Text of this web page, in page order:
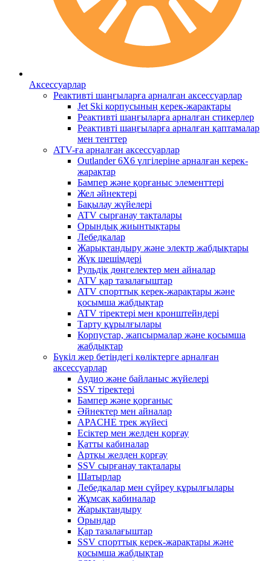
Аксессуарлар
Реактивті шаңғыларға арналған аксессуарлар
Jet Ski корпусының керек-жарақтары
Реактивті шаңғыларға арналған стикерлер
Реактивті шаңғыларға арналған қаптамалар
мен тенттер
ATV-ға арналған аксессуарлар
Outlander 6X6 үлгілеріне арналған керек-
жарақтар
Бампер және қорғаныс элементтері
Жел әйнектері
Бақылау жүйелері
ATV сырғанау тақталары
Орындық жиынтықтары
Лебедкалар
Жарықтандыру және электр жабдықтары
Жүк шешімдері
Рульдік дөңгелектер мен айналар
ATV қар тазалағыштар
ATV спорттық керек-жарақтары және
қосымша жабдықтар
ATV тіректері мен кронштейндері
Тарту құрылғылары
Корпустар, жапсырмалар және қосымша
жабдықтар
Бүкіл жер бетіндегі көліктерге арналған
аксессуарлар
Аудио және байланыс жүйелері
SSV тіректері
Бампер және қорғаныс
Әйнектер мен айналар
APACHE трек жүйесі
Есіктер мен желден қорғау
Қатты кабиналар
Артқы желден қорғау
SSV сырғанау тақталары
Шатырлар
Лебедкалар мен сүйреу құрылғылары
Жұмсақ кабиналар
Жарықтандыру
Орындар
Қар тазалағыштар
SSV спорттық керек-жарақтары және
қосымша жабдықтар